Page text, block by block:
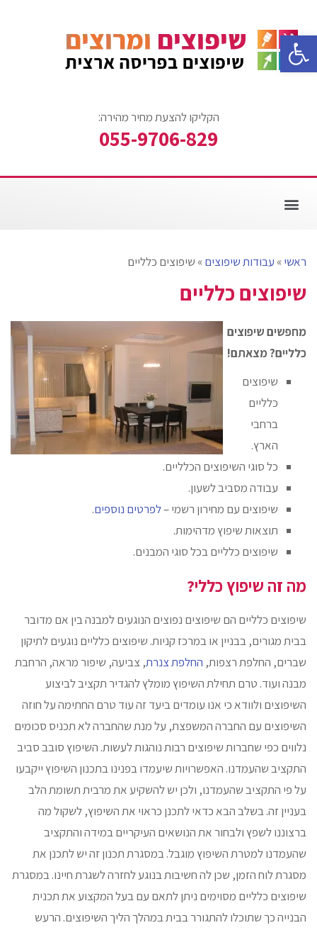
הקליקו להצעת מחיר מהירה:
055-9706-829
ראשי» עבודות שיפוצים» שיפוצים כלליים
שיפוצים כלליים
מחפשים שיפוצים
כלליים? מצאתם!
שיפוצים
כלליים
ברחבי
הארץ.
כל סוגי השיפוצים הכלליים.
עבודה מסביב לשעון.
שיפוצים עם מחירון רשמי –לפרטים נוספים.
תוצאות שיפוץ מדהימות.
שיפוצים כלליים בכל סוגי המבנים.
מה זה שיפוץ כללי?
שיפוצים כלליים הם שיפוצים נפוצים הנוגעים למבנה בין אם מדובר
בבית מגורים, בבניין או במרכז קניות. שיפוצים כלליים נוגעים לתיקון
שברים, החלפת רצפות, החלפת צנרת, צביעה, שיפור מראה, הרחבת
מבנה ועוד. טרם תחילת השיפוץ מומלץ להגדיר תקציב לביצוע
השיפוצים ולוודא כי אנו עומדים ביעד זה עוד טרם החתימה על חוזה
השיפוצים עם החברה המשפצת, על מנת שהחברה לא תכניס סכומים
נלווים כפי שחברות שיפוצים רבות נוהגות לעשות. השיפוץ סובב סביב
התקציב שהעמדנו. האפשרויות שיעמדו בפנינו בתכנון השיפוץ ייקבעו
על פי התקציב שהעמדנו, ולכן יש להשקיע את מרבית תשומת הלב
בעניין זה. בשלב הבא כדאי לתכנן כראוי את השיפוץ, לשקול מה
ברצוננו לשפץ ולבחור את הנושאים העיקריים במידה והתקציב
שהעמדנו למטרת השיפוץ מוגבל. במסגרת תכנון זה יש לתכנן את
מסגרת לוח הזמן, שכן לה חשיבות בנוגע לחזרה לשגרת חיינו. במסגרת
שיפוצים כלליים מסוימים ניתן לתאם עם בעל המקצוע את תכנית
הבנייה כך שתוכלו להתגורר בבית במהלך הליך השיפוצים. הרעש
פתח סרגל נגישות